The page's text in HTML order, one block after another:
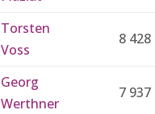
Torsten
Voss
8 428
Georg
Werthner
7 937